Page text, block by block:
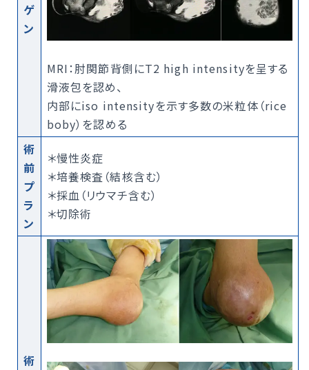
ゲ
ン
MRI：肘関節背側にT2 high intensityを呈する
滑液包を認め、
内部にiso intensityを示す多数の米粒体（rice
boby）を認める
術
前
プ
ラ
ン
＊慢性炎症
＊培養検査（結核含む）
＊採血（リウマチ含む）
＊切除術
術